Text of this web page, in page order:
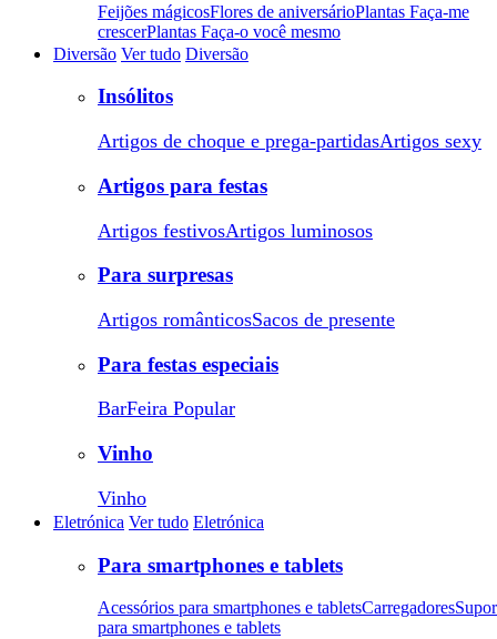
Feijões mágicosFlores de aniversárioPlantas Faça-me
crescerPlantas Faça-o você mesmo
Diversão Ver tudo Diversão
Insólitos
Artigos de choque e prega-partidasArtigos sexy
Artigos para festas
Artigos festivosArtigos luminosos
Para surpresas
Artigos românticosSacos de presente
Para festas especiais
BarFeira Popular
Vinho
Vinho
Eletrónica Ver tudo Eletrónica
Para smartphones e tablets
Acessórios para smartphones e tabletsCarregadores
para smartphones e tablets